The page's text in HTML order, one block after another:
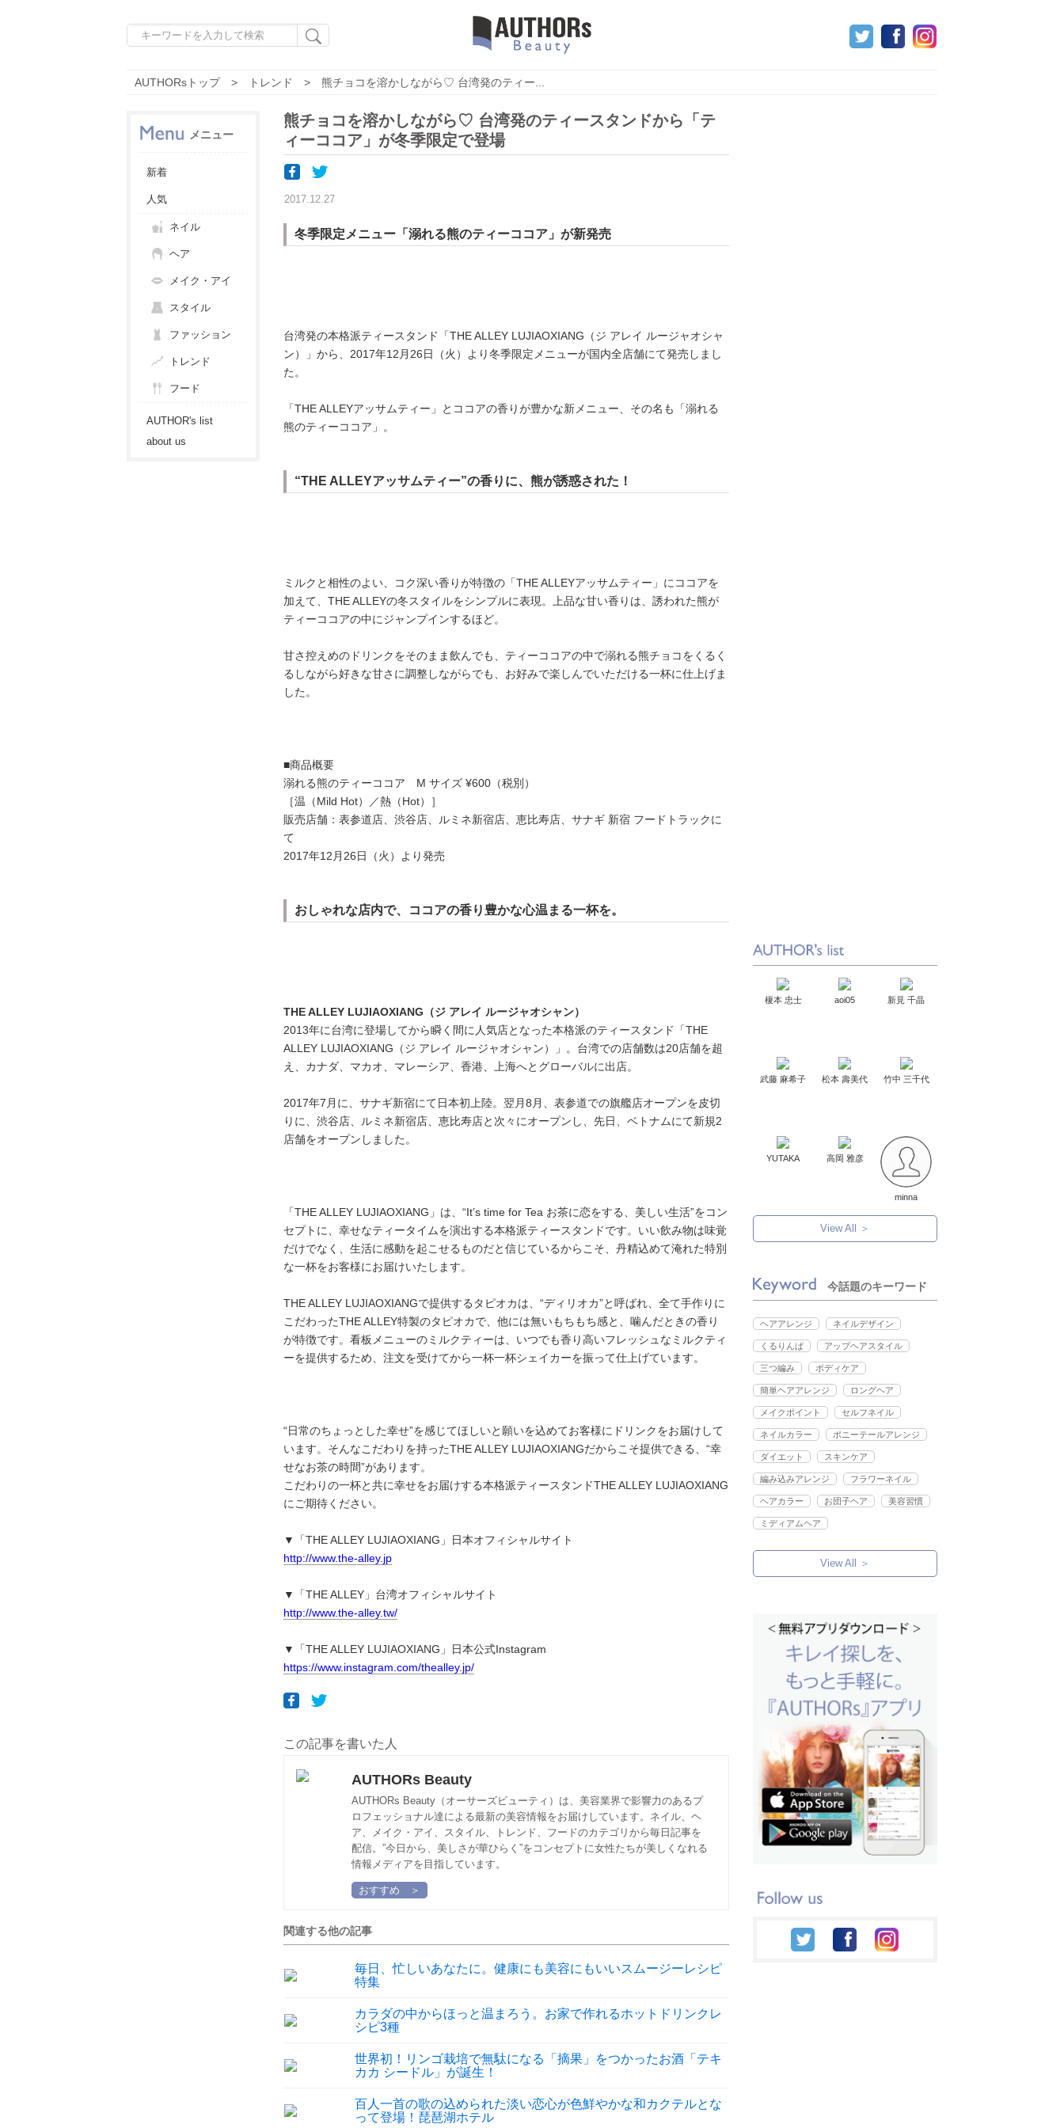
AUTHORsトップ トレンド 熊チョコを溶かしながら♡ 台湾発のティー...
メニュー
新着
人気
ネイル
ヘア
メイク・アイ
スタイル
ファッション
トレンド
フード
AUTHOR's list
about us
熊チョコを溶かしながら♡ 台湾発のティースタンドから「テ
ィーココア」が冬季限定で登場
2017.12.27
冬季限定メニュー「溺れる熊のティーココア」が新発売
台湾発の本格派ティースタンド「THE ALLEY LUJIAOXIANG（ジ アレイ ルージャオシャ
ン）」から、2017年12月26日（火）より冬季限定メニューが国内全店舗にて発売しまし
た。
「THE ALLEYアッサムティー」とココアの香りが豊かな新メニュー、その名も「溺れる
熊のティーココア」。
“THE ALLEYアッサムティー”の香りに、熊が誘惑された！
ミルクと相性のよい、コク深い香りが特徴の「THE ALLEYアッサムティー」にココアを
加えて、THE ALLEYの冬スタイルをシンプルに表現。上品な甘い香りは、誘われた熊が
ティーココアの中にジャンプインするほど。
甘さ控えめのドリンクをそのまま飲んでも、ティーココアの中で溺れる熊チョコをくるく
るしながら好きな甘さに調整しながらでも、お好みで楽しんでいただける一杯に仕上げま
した。
■商品概要
溺れる熊のティーココア M サイズ ¥600（税別）
［温（Mild Hot）／熱（Hot）］
販売店舗：表参道店、渋谷店、ルミネ新宿店、恵比寿店、サナギ 新宿 フードトラックに
て
2017年12月26日（火）より発売
おしゃれな店内で、ココアの香り豊かな心温まる一杯を。
THE ALLEY LUJIAOXIANG（ジ アレイ ルージャオシャン）
2013年に台湾に登場してから瞬く間に人気店となった本格派のティースタンド「THE
ALLEY LUJIAOXIANG（ジ アレイ ルージャオシャン）」。台湾での店舗数は20店舗を超
え、カナダ、マカオ、マレーシア、香港、上海へとグローバルに出店。
2017年7月に、サナギ新宿にて日本初上陸。翌月8月、表参道での旗艦店オープンを皮切
りに、渋谷店、ルミネ新宿店、恵比寿店と次々にオープンし、先日、ベトナムにて新規2
店舗をオープンしました。
「THE ALLEY LUJIAOXIANG」は、“It’s time for Tea お茶に恋をする、美しい生活”をコン
セプトに、幸せなティータイムを演出する本格派ティースタンドです。いい飲み物は味覚
だけでなく、生活に感動を起こせるものだと信じているからこそ、丹精込めて淹れた特別
な一杯をお客様にお届けいたします。
THE ALLEY LUJIAOXIANGで提供するタピオカは、“ディリオカ”と呼ばれ、全て手作りに
こだわったTHE ALLEY特製のタピオカで、他には無いもちもち感と、噛んだときの香り
が特徴です。看板メニューのミルクティーは、いつでも香り高いフレッシュなミルクティ
ーを提供するため、注文を受けてから一杯一杯シェイカーを振って仕上げています。
“日常のちょっとした幸せ”を感じてほしいと願いを込めてお客様にドリンクをお届けして
います。そんなこだわりを持ったTHE ALLEY LUJIAOXIANGだからこそ提供できる、“幸
せなお茶の時間”があります。
こだわりの一杯と共に幸せをお届けする本格派ティースタンドTHE ALLEY LUJIAOXIANG
にご期待ください。
▼「THE ALLEY LUJIAOXIANG」日本オフィシャルサイト
http://www.the-alley.jp
▼「THE ALLEY」台湾オフィシャルサイト
http://www.the-alley.tw/
▼「THE ALLEY LUJIAOXIANG」日本公式Instagram
https://www.instagram.com/thealley.jp/
この記事を書いた人
AUTHORs Beauty
AUTHORs Beauty（オーサーズビューティ）は、美容業界で影響力のあるプ
ロフェッショナル達による最新の美容情報をお届けしています。ネイル、ヘ
ア、メイク・アイ、スタイル、トレンド、フードのカテゴリから毎日記事を
配信。”今日から、美しさが華ひらく”をコンセプトに女性たちが美しくなれる
情報メディアを目指しています。
おすすめ ＞
関連する他の記事
毎日、忙しいあなたに。健康にも美容にもいいスムージーレシピ
特集
カラダの中からほっと温まろう。お家で作れるホットドリンクレ
シピ3種
世界初！リンゴ栽培で無駄になる「摘果」をつかったお酒「テキ
カカ シードル」が誕生！
百人一首の歌の込められた淡い恋心が色鮮やかな和カクテルとな
って登場！琵琶湖ホテル
榎本 忠士 aoi05 新見 千晶
武藤 麻希子 松本 壽美代 竹中 三千代
YUTAKA 高岡 雅彦
minna
View All ＞
今話題のキーワード
ヘアアレンジ ネイルデザイン
くるりんぱ アップヘアスタイル
三つ編み ボディケア
簡単ヘアアレンジ ロングヘア
メイクポイント セルフネイル
ネイルカラー ポニーテールアレンジ
ダイエット スキンケア
編み込みアレンジ フラワーネイル
ヘアカラー お団子ヘア 美容習慣
ミディアムヘア
View All ＞